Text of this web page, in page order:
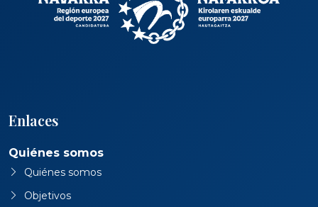
Enlaces
Quiénes somos
Quiénes somos
Objetivos